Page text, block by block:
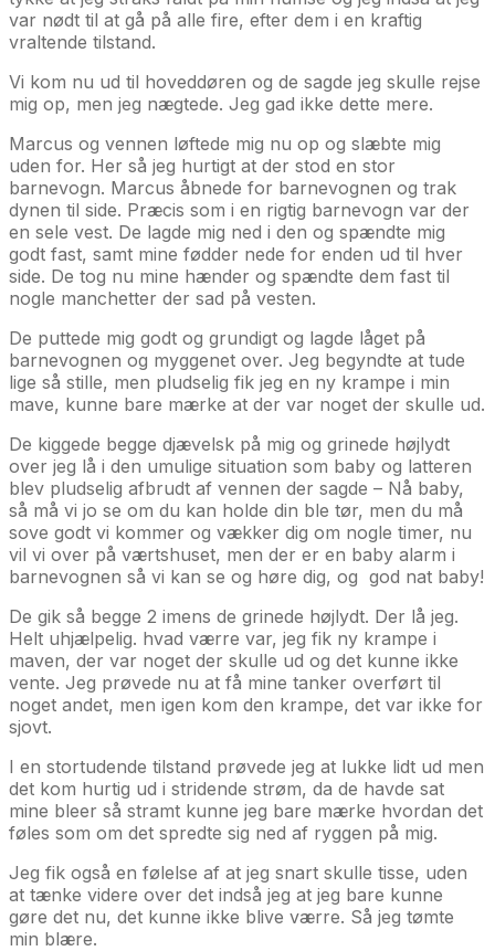
var nødt til at gå på alle fire, efter dem i en kraftig
vraltende tilstand.
Vi kom nu ud til hoveddøren og de sagde jeg skulle rejse
mig op, men jeg nægtede. Jeg gad ikke dette mere.
Marcus og vennen løftede mig nu op og slæbte mig
uden for. Her så jeg hurtigt at der stod en stor
barnevogn. Marcus åbnede for barnevognen og trak
dynen til side. Præcis som i en rigtig barnevogn var der
en sele vest. De lagde mig ned i den og spændte mig
godt fast, samt mine fødder nede for enden ud til hver
side. De tog nu mine hænder og spændte dem fast til
nogle manchetter der sad på vesten.
De puttede mig godt og grundigt og lagde låget på
barnevognen og myggenet over. Jeg begyndte at tude
lige så stille, men pludselig fik jeg en ny krampe i min
mave, kunne bare mærke at der var noget der skulle ud.
De kiggede begge djævelsk på mig og grinede højlydt
over jeg lå i den umulige situation som baby og latteren
blev pludselig afbrudt af vennen der sagde – Nå baby,
så må vi jo se om du kan holde din ble tør, men du må
sove godt vi kommer og vækker dig om nogle timer, nu
vil vi over på værtshuset, men der er en baby alarm i
barnevognen så vi kan se og høre dig, og god nat baby!
De gik så begge 2 imens de grinede højlydt. Der lå jeg.
Helt uhjælpelig. hvad værre var, jeg fik ny krampe i
maven, der var noget der skulle ud og det kunne ikke
vente. Jeg prøvede nu at få mine tanker overført til
noget andet, men igen kom den krampe, det var ikke for
sjovt.
I en stortudende tilstand prøvede jeg at lukke lidt ud men
det kom hurtig ud i stridende strøm, da de havde sat
mine bleer så stramt kunne jeg bare mærke hvordan det
føles som om det spredte sig ned af ryggen på mig.
Jeg fik også en følelse af at jeg snart skulle tisse, uden
at tænke videre over det indså jeg at jeg bare kunne
gøre det nu, det kunne ikke blive værre. Så jeg tømte
min blære.